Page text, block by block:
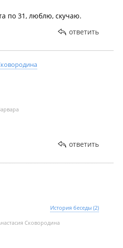
по 31, люблю, скучаю.
ответить
ответить
История беседы (2)
Сковородина